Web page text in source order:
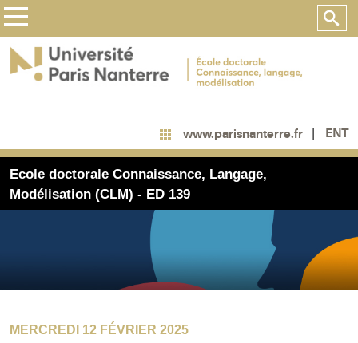
www.parisnanterre.fr ENT
Ecole doctorale Connaissance, Langage,
Modélisation (CLM) - ED 139
MERCREDI 12 FÉVRIER 2025